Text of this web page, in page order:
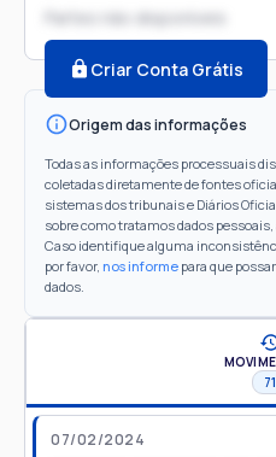
Partes não disponíveis
Criar Conta Grátis
Origem das informações
Todas as informações processuais
coletadas diretamente de fontes
sistemas dos tribunais e Diários
sobre como tratamos dados
Caso identifique alguma
por favor, nos informe para que
dados.
71
07/02/2024